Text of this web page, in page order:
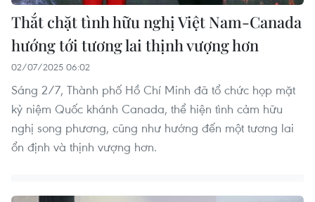
Thắt chặt tình hữu nghị Việt Nam-Canada
hướng tới tương lai thịnh vượng hơn
02/07/2025 06:02
Sáng 2/7, Thành phố Hồ Chí Minh đã tổ chức họp mặt
kỷ niệm Quốc khánh Canada, thể hiện tình cảm hữu
nghị song phương, cũng như hướng đến một tương lai
ổn định và thịnh vượng hơn.